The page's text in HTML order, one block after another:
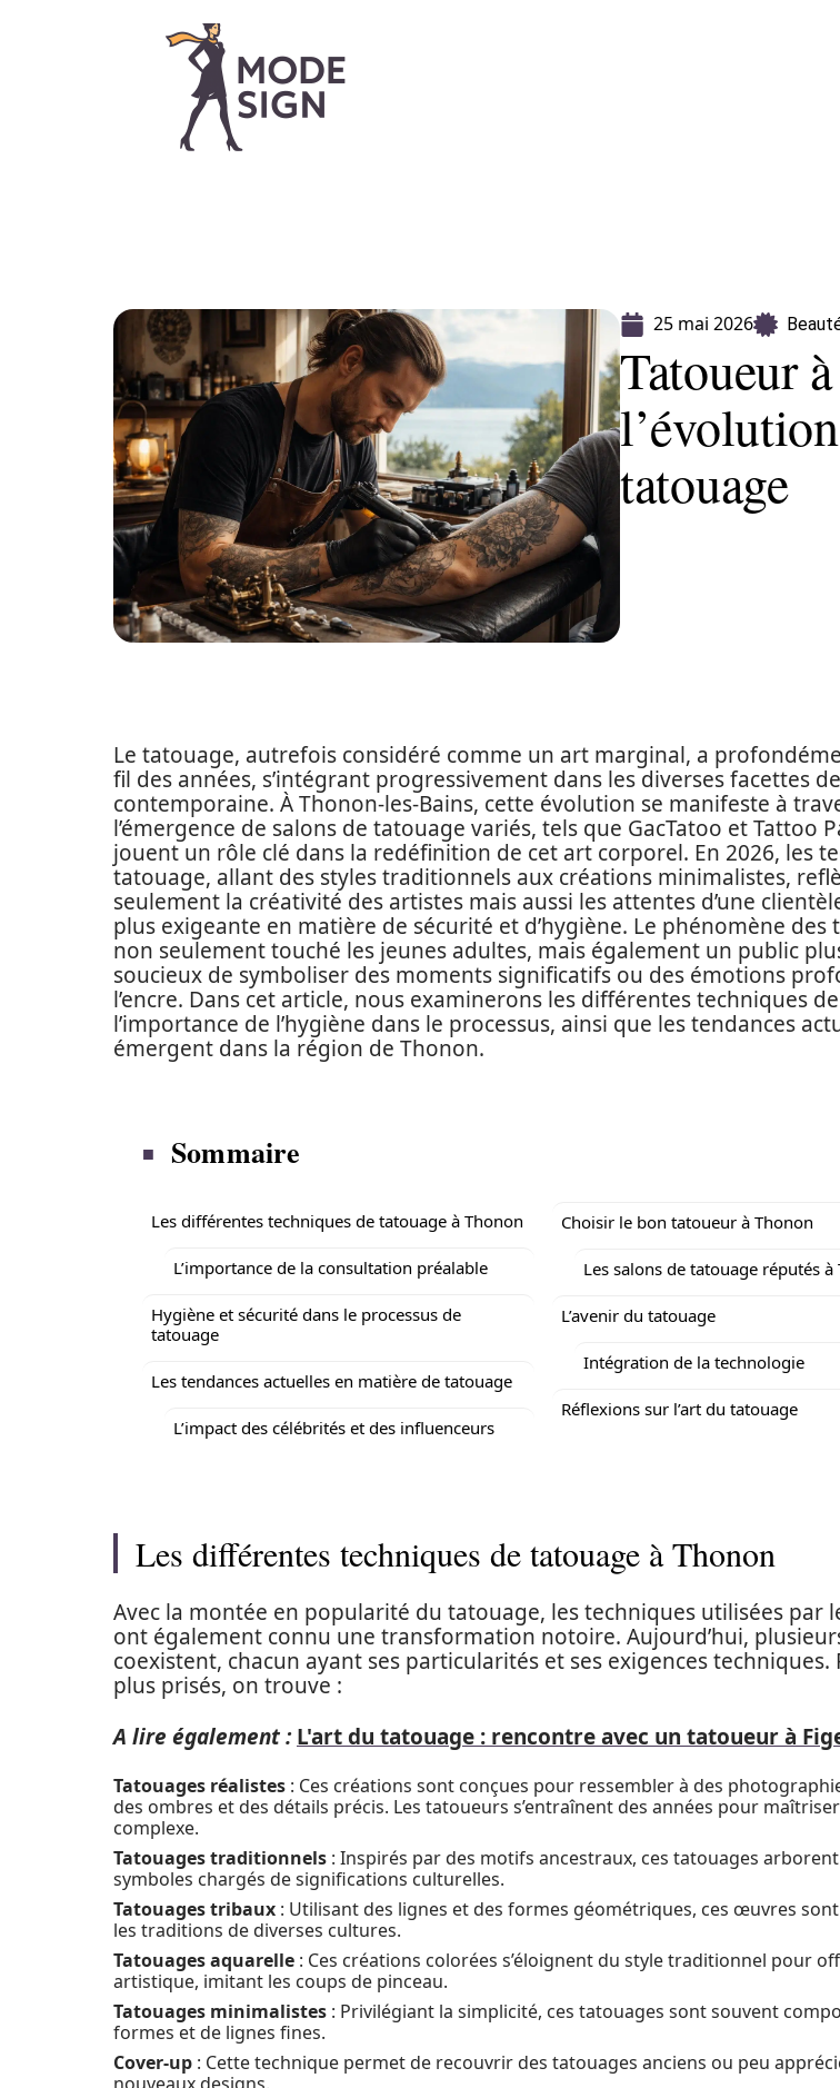
25 mai 2026
Tatoueur
tatouage
Le tatouage, autrefois considéré comme un art marginal, a
fil des années, s’intégrant progressivement dans les diverses facettes
contemporaine. À Thonon-les-Bains, cette évolution se manifeste à
l’émergence de salons de tatouage variés, tels que GacTatoo et Tattoo
jouent un rôle clé dans la redéfinition de cet art corporel. En 2026, les
tatouage, allant des styles traditionnels aux créations minimalistes,
seulement la créativité des artistes mais aussi les attentes d’une
plus exigeante en matière de sécurité et d’hygiène. Le phénomène des
non seulement touché les jeunes adultes, mais également un public
soucieux de symboliser des moments significatifs ou des émotions
l’encre. Dans cet article, nous examinerons les différentes techniques
l’importance de l’hygiène dans le processus, ainsi que les tendances
émergent dans la région de Thonon.
Sommaire
Les différentes techniques de tatouage à Thonon
L’importance de la consultation préalable
Hygiène et sécurité dans le processus de
tatouage
Les tendances actuelles en matière de tatouage
L’impact des célébrités et des influenceurs
Choisir le bon tatoueur à Thonon
Les salons de tatouage réputés à
L’avenir du tatouage
Intégration de la technologie
Réflexions sur l’art du tatouage
Les différentes techniques de tatouage à Thonon
Avec la montée en popularité du tatouage, les techniques utilisées par
ont également connu une transformation notoire. Aujourd’hui,
coexistent, chacun ayant ses particularités et ses exigences techniques.
plus prisés, on trouve :
A lire également : L'art du tatouage : rencontre avec un tatoueur à
Tatouages réalistes : Ces créations sont conçues pour ressembler à des
des ombres et des détails précis. Les tatoueurs s’entraînent des années pour
complexe.
Tatouages traditionnels : Inspirés par des motifs ancestraux, ces tatouages
symboles chargés de significations culturelles.
Tatouages tribaux : Utilisant des lignes et des formes géométriques, ces œuvres
les traditions de diverses cultures.
Tatouages aquarelle : Ces créations colorées s’éloignent du style traditionnel pour
artistique, imitant les coups de pinceau.
Tatouages minimalistes : Privilégiant la simplicité, ces tatouages sont souvent
formes et de lignes fines.
Cover-up : Cette technique permet de recouvrir des tatouages anciens ou peu